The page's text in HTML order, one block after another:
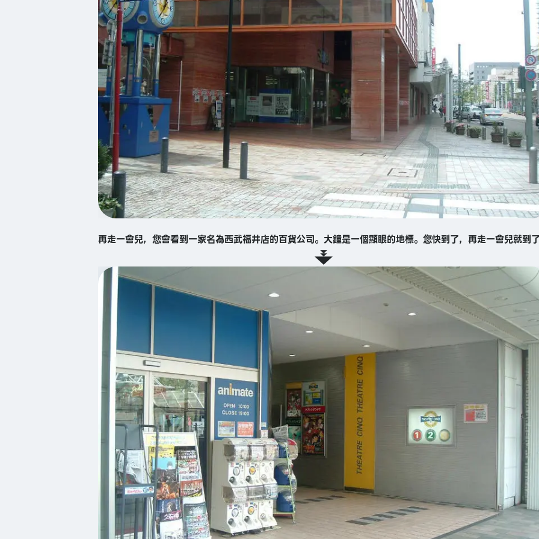
再走一會兒，您會看到一家名為西武福井店的百貨公司。大鐘是一個顯眼的地標。您快到了，再走一會兒就到